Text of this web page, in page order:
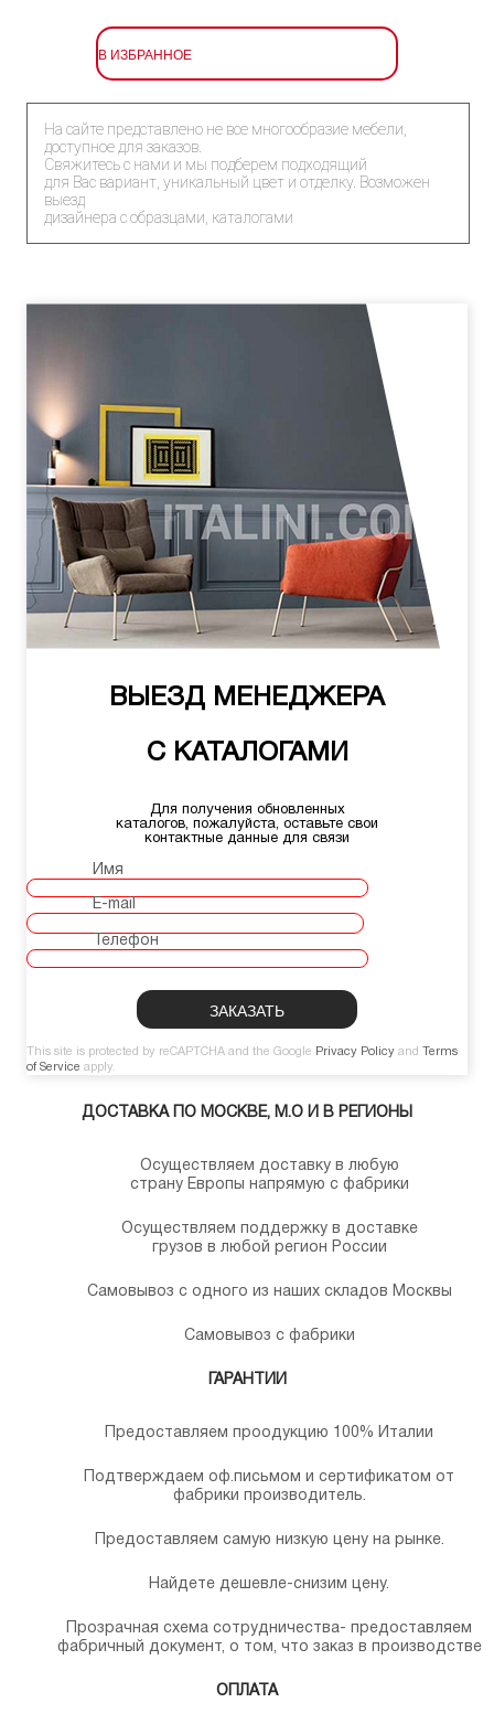
В ИЗБРАННОЕ
На сайте представлено не все многообразие мебели,
доступное для заказов.
Свяжитесь с нами и мы подберем подходящий
для Вас вариант, уникальный цвет и отделку. Возможен
выезд
дизайнера с образцами, каталогами
ВЫЕЗД МЕНЕДЖЕРА
С КАТАЛОГАМИ
Для получения обновленных
каталогов, пожалуйста, оставьте свои
контактные данные для связи
Имя
E-mail
Телефон
This site is protected by reCAPTCHA and the Google Privacy Policy and
Terms
of Service apply.
ДОСТАВКА ПО МОСКВЕ, М.О И В РЕГИОНЫ
Осуществляем доставку в любую
страну Европы напрямую с фабрики
Осуществляем поддержку в доставке
грузов в любой регион России
Самовывоз с одного из наших складов Москвы
Самовывоз с фабрики
ГАРАНТИИ
Предоставляем проодукцию 100% Италии
Подтверждаем оф.письмом и сертификатом от
фабрики производитель.
Предоставляем самую низкую цену на рынке.
Найдете дешевле-снизим цену.
Прозрачная схема сотрудничества- предоставляем
фабричный документ, о том, что заказ в производстве
ОПЛАТА